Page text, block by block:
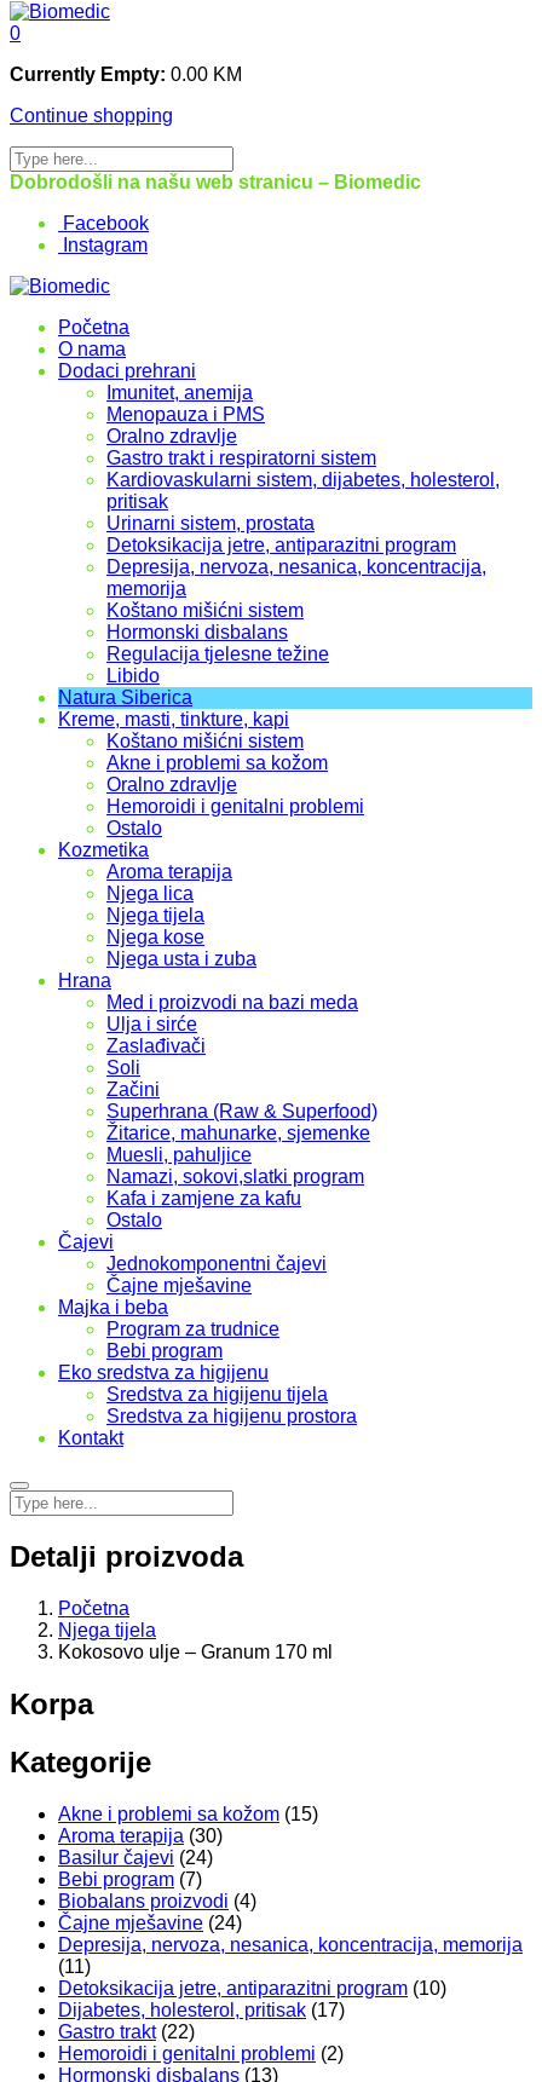
0
Currently Empty: 0.00 KM
Continue shopping
Dobrodošli na našu web stranicu – Biomedic
Facebook
Instagram
Početna
O nama
Dodaci prehrani
Imunitet, anemija
Menopauza i PMS
Oralno zdravlje
Gastro trakt i respiratorni sistem
Kardiovaskularni sistem, dijabetes, holesterol,
pritisak
Urinarni sistem, prostata
Detoksikacija jetre, antiparazitni program
Depresija, nervoza, nesanica, koncentracija,
memorija
Koštano mišićni sistem
Hormonski disbalans
Regulacija tjelesne težine
Libido
Natura Siberica
Kreme, masti, tinkture, kapi
Koštano mišićni sistem
Akne i problemi sa kožom
Oralno zdravlje
Hemoroidi i genitalni problemi
Ostalo
Kozmetika
Aroma terapija
Njega lica
Njega tijela
Njega kose
Njega usta i zuba
Hrana
Med i proizvodi na bazi meda
Ulja i sirće
Zaslađivači
Soli
Začini
Superhrana (Raw & Superfood)
Žitarice, mahunarke, sjemenke
Muesli, pahuljice
Namazi, sokovi,slatki program
Kafa i zamjene za kafu
Ostalo
Čajevi
Jednokomponentni čajevi
Čajne mješavine
Majka i beba
Program za trudnice
Bebi program
Eko sredstva za higijenu
Sredstva za higijenu tijela
Sredstva za higijenu prostora
Kontakt
Detalji proizvoda
Početna
Njega tijela
Kokosovo ulje – Granum 170 ml
Korpa
Kategorije
Akne i problemi sa kožom (15)
Aroma terapija (30)
Basilur čajevi (24)
Bebi program (7)
Biobalans proizvodi (4)
Čajne mješavine (24)
Depresija, nervoza, nesanica, koncentracija, memorija
(11)
Detoksikacija jetre, antiparazitni program (10)
Dijabetes, holesterol, pritisak (17)
Gastro trakt (22)
Hemoroidi i genitalni problemi (2)
Hormonski disbalans (13)